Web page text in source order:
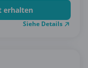
erhalten
Siehe Details